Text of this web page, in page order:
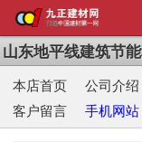
山东地平线建筑节
本店首页 公司介绍
客户留言
手机网站